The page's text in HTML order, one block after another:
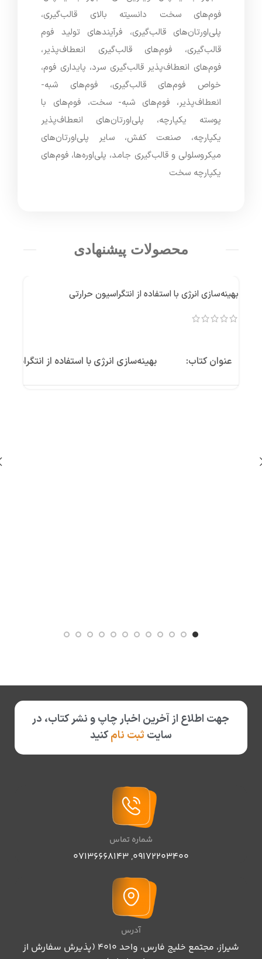
فوم‌های سخت دانسیته بالای قالب‌گیری،
پلی‌اورتان‌های قالب‌گیری، فرآیندهای تولید فوم
قالب‌گیری، فوم‌های قالب‌گیری انعطاف‌پذیر،
فوم‌های انعطاف‌پذیر قالب‌گیری سرد، پایداری فوم،
خواص فوم‌های قالب‌گیری، فوم‌های شبه-
انعطاف‌پذیر، فوم‌های شبه- سخت، فوم‌های با
پوسته یکپارچه، پلی‌اورتان‌های انعطاف‌پذیر
یکپارچه، صنعت کفش، سایر پلی‌اورتان‌های
میکروسلولی و قالب‌گیری جامد، پلی‌اوره‌ها، فوم‌های
یکپارچه سخت
محصولات پیشنهادی
بهینه‌سازی انرژی با استفاده از انتگراسیون حرارتی
عنوان کتاب: بهینه‌سازی انرژی با استفاده از
جهت اطلاع از آخرین اخبار چاپ و نشر کتاب، در
سایت ثبت نامکنید
شماره تماس
09172203400
,
07136668143
آدرس
شیراز، مجتمع خلیج فارس، واحد ۴۰۱۰ (پذیرش سفارش از